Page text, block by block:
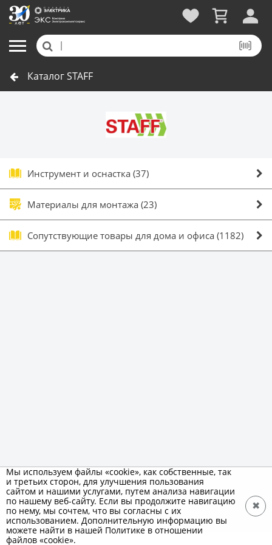
Каталог STAFF
Инструмент и оснастка(37)
Материалы для монтажа(23)
Сопутствующие товары для дома и офиса(1182)
Мы используем файлы «cookie», как собственные, так
и третьих сторон, для улучшения пользования
сайтом и нашими услугами, путем анализа навигации
по нашему веб-сайту. Если вы продолжите навигацию
по нему, мы сочтем, что вы согласны с их
использованием. Дополнительную информацию вы
можете найти в нашей Политике в отношении
файлов «cookie».
✖